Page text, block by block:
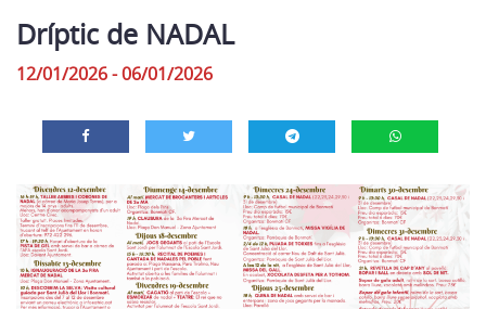
Dríptic de NADAL
12/01/2026 - 06/01/2026